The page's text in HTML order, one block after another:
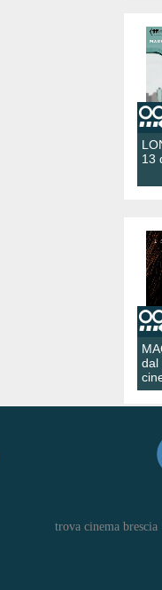
13
dal
trova cinema brescia